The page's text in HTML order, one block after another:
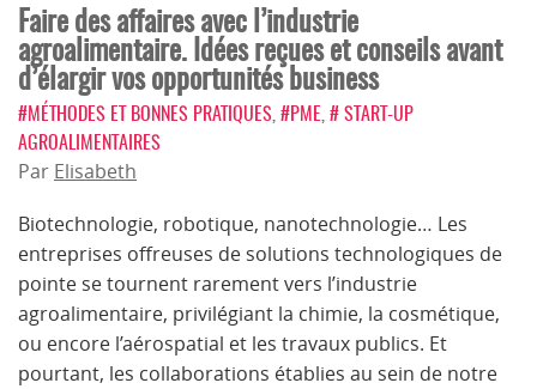
Faire des affaires avec l’industrie
agroalimentaire. Idées reçues et conseils avant
d’élargir vos opportunités business
#MÉTHODES ET BONNES PRATIQUES #PME # START-UP
AGROALIMENTAIRES
Par Elisabeth
Biotechnologie, robotique, nanotechnologie… Les
entreprises offreuses de solutions technologiques de
pointe se tournent rarement vers l’industrie
agroalimentaire, privilégiant la chimie, la cosmétique,
ou encore l’aérospatial et les travaux publics. Et
pourtant, les collaborations établies au sein de notre